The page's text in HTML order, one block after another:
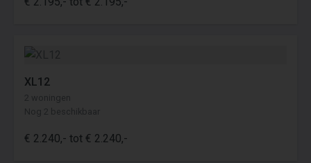
XL12
2 woningen
Nog 2 beschikbaar
€ 2.240,- tot € 2.240,-